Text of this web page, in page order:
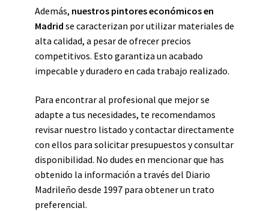
Además, nuestros pintores económicos en
Madrid se caracterizan por utilizar materiales de
alta calidad, a pesar de ofrecer precios
competitivos. Esto garantiza un acabado
impecable y duradero en cada trabajo realizado.
Para encontrar al profesional que mejor se
adapte a tus necesidades, te recomendamos
revisar nuestro listado y contactar directamente
con ellos para solicitar presupuestos y consultar
disponibilidad. No dudes en mencionar que has
obtenido la información a través del Diario
Madrileño desde 1997 para obtener un trato
preferencial.